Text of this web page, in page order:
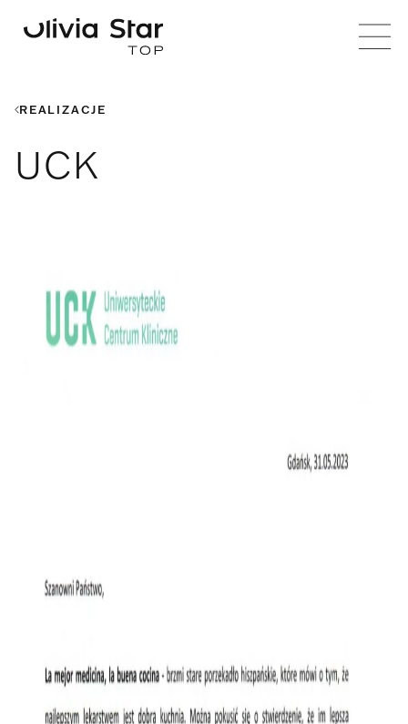
REALIZACJE
UCK